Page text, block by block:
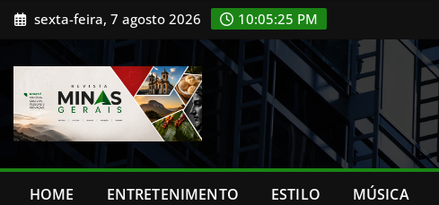
Skip sexta-feira, 7 agosto 2026 10:05:26 PM
HOME ENTRETENIMENTO ESTILO MÚSICA